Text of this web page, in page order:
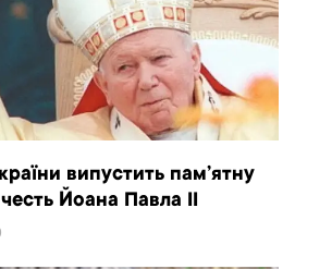
випустить пам’ятну
Йоана Павла II